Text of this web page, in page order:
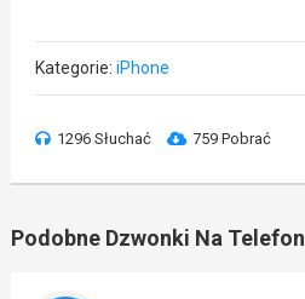
Kategorie: iPhone
1296 Słuchać 759 Pobrać
Podobne Dzwonki Na Telefon